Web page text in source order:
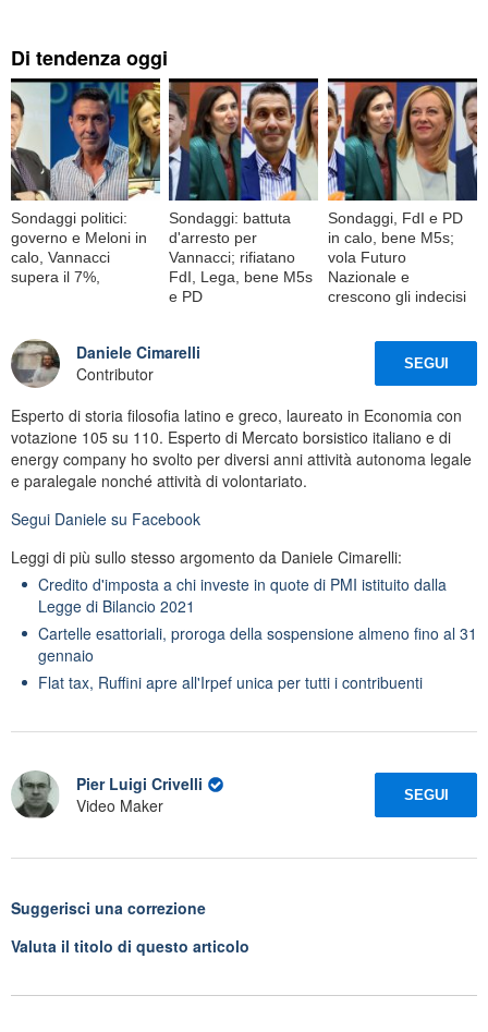
Di tendenza oggi
Sondaggi politici:
governo e Meloni in
calo, Vannacci
supera il 7%,
Sondaggi: battuta
d'arresto per
Vannacci; rifiatano
FdI, Lega, bene M5s
e PD
Sondaggi, FdI e PD
in calo, bene M5s;
vola Futuro
Nazionale e
crescono gli indecisi
Daniele Cimarelli
Contributor
SEGUI
Esperto di storia filosofia latino e greco, laureato in Economia con
votazione 105 su 110. Esperto di Mercato borsistico italiano e di
energy company ho svolto per diversi anni attività autonoma legale
e paralegale nonché attività di volontariato.
Segui Daniele su Facebook
Leggi di più sullo stesso argomento da Daniele Cimarelli:
Credito d'imposta a chi investe in quote di PMI istituito dalla
Legge di Bilancio 2021
Cartelle esattoriali, proroga della sospensione almeno fino al 31
gennaio
Flat tax, Ruffini apre all'Irpef unica per tutti i contribuenti
Pier Luigi Crivelli
Video Maker
SEGUI
Suggerisci una correzione
Valuta il titolo di questo articolo